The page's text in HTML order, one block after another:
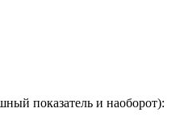
показатель и наоборот):